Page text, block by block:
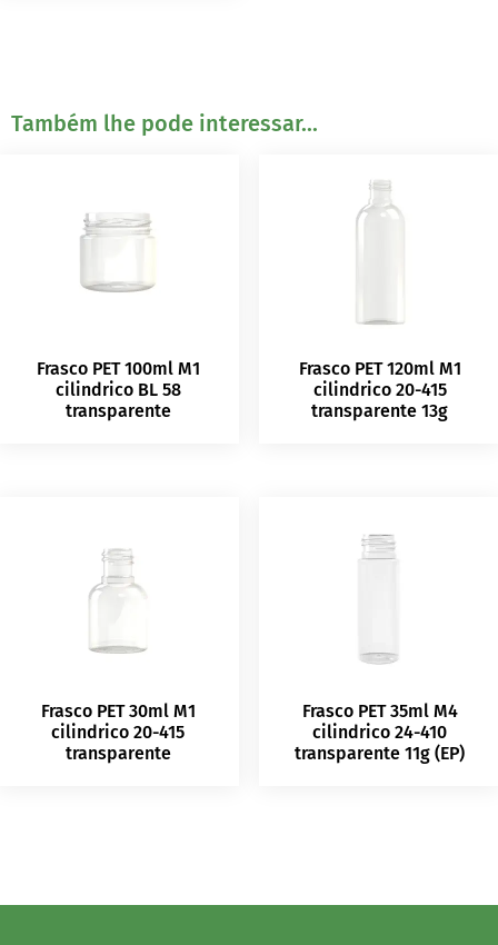
Também lhe pode interessar...
Frasco PET 100ml M1
cilindrico BL 58
transparente
Frasco PET 120ml M1
cilindrico 20-415
transparente 13g
Frasco PET 30ml M1
cilindrico 20-415
transparente
Frasco PET 35ml M4
cilindrico 24-410
transparente 11g (EP)